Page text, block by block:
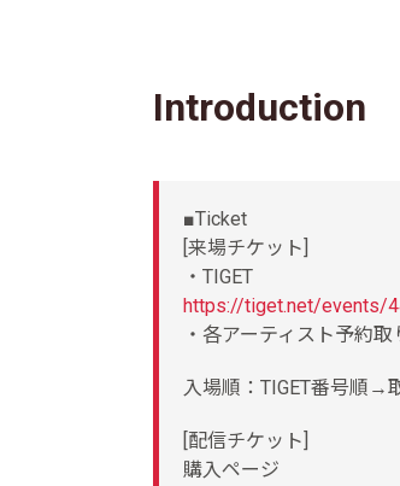
Introduction
■Ticket
[来場チケット]
・TIGET
https://tiget.net/events/
・各アーティスト予約取
入場順：TIGET番号順→
[配信チケット]
購入ページ